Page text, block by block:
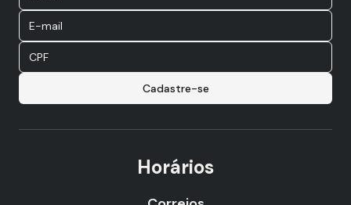
Cadastre-se
Horários